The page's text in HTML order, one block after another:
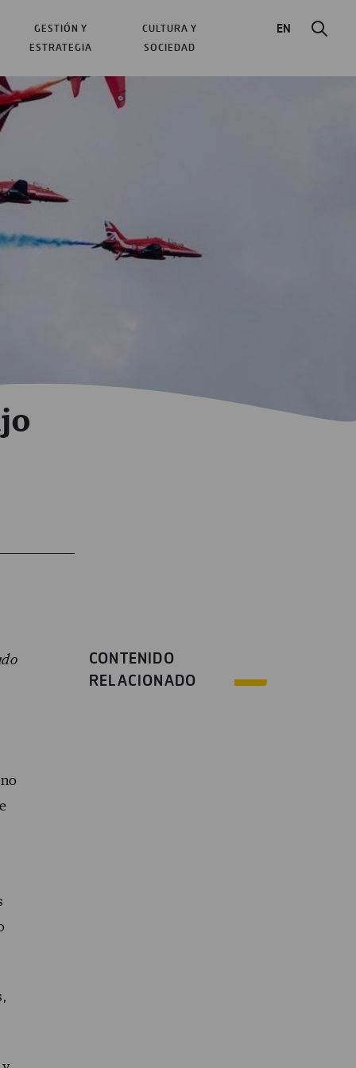
GESTIÓN Y
ESTRATEGIA
CULTURA Y
SOCIEDAD
EN
CONTENIDO
RELACIONADO